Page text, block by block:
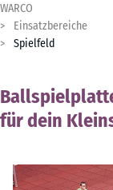
WARCO
Einsatzbereiche
Spielfeld
für dein